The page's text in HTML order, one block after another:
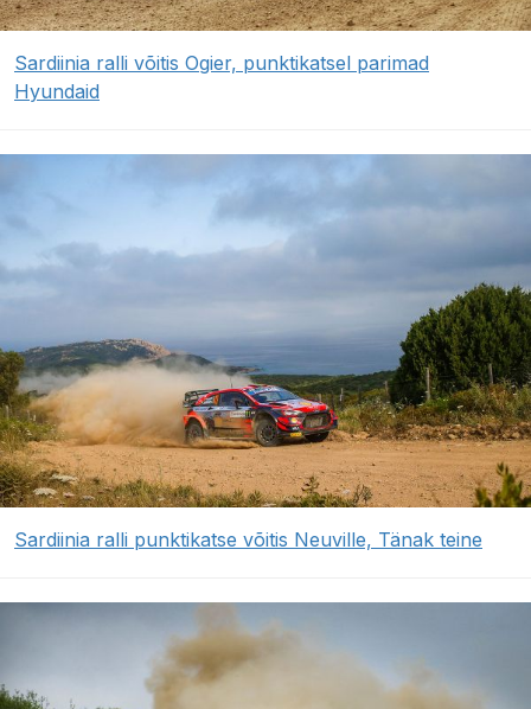
Sardiinia ralli võitis Ogier, punktikatsel parimad
Hyundaid
Sardiinia ralli punktikatse võitis Neuville, Tänak teine